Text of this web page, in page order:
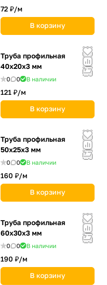
72 ₽/м
В корзину
Труба профильная
40х20х3 мм
0 0 В наличии
121 ₽/м
В корзину
Труба профильная
50х25х3 мм
0 0 В наличии
160 ₽/м
В корзину
Труба профильная
60х30х3 мм
0 0 В наличии
190 ₽/м
В корзину